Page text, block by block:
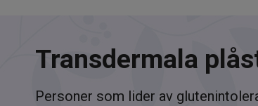
Transdermala
Personer som lider av